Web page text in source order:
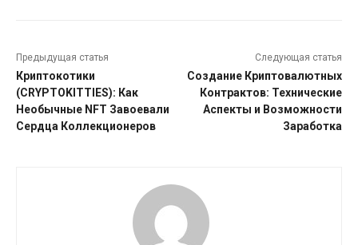
Предыдущая статья
Криптокотики
(CRYPTOKITTIES): Как
Необычные NFT Завоевали
Сердца Коллекционеров
Следующая статья
Создание Криптовалютных
Контрактов: Технические
Аспекты и Возможности
Заработка